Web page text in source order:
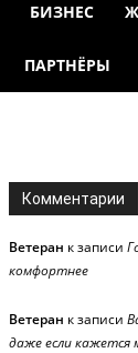
БИЗНЕС
ПАРТНЁРЫ
Комментарии
Ветеран к записи
комфортнее
Ветеран к записи
даже если